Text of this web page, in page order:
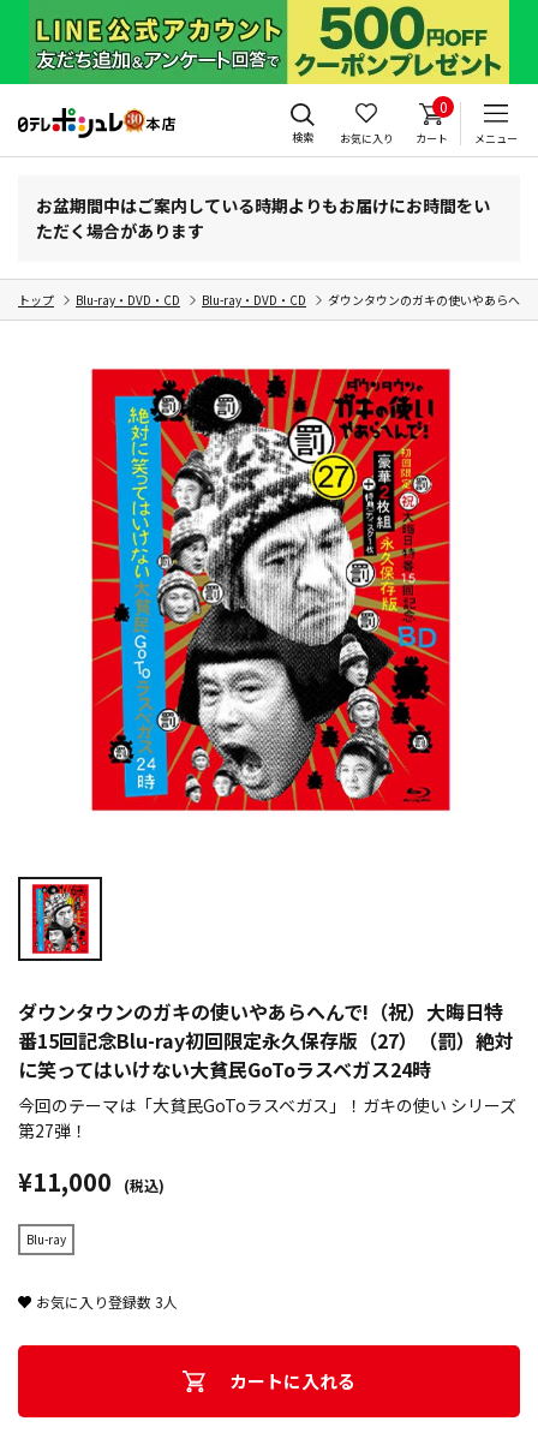
検索 お気に入り
0
カート メニュー
お盆期間中はご案内している時期よりもお届けにお時間をい
ただく場合があります
トップ Blu-ray・DVD・CD Blu-ray・DVD・CD ダウンタウンのガキの使いやあらへ
ダウンタウンのガキの使いやあらへんで!（祝）大晦日特
番15回記念Blu-ray初回限定永久保存版（27）（罰）絶対
に笑ってはいけない大貧民GoToラスベガス24時
今回のテーマは「大貧民GoToラスベガス」！ガキの使い シリーズ
第27弾！
¥11,000 (税込)
Blu-ray
お気に入り登録数3人
カートに入れる